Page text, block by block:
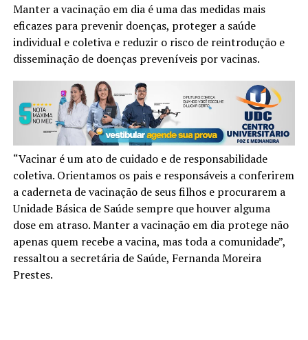
Manter a vacinação em dia é uma das medidas mais
eficazes para prevenir doenças, proteger a saúde
individual e coletiva e reduzir o risco de reintrodução e
disseminação de doenças preveníveis por vacinas.
“Vacinar é um ato de cuidado e de responsabilidade
coletiva. Orientamos os pais e responsáveis a conferirem
a caderneta de vacinação de seus filhos e procurarem a
Unidade Básica de Saúde sempre que houver alguma
dose em atraso. Manter a vacinação em dia protege não
apenas quem recebe a vacina, mas toda a comunidade”,
ressaltou a secretária de Saúde, Fernanda Moreira
Prestes.